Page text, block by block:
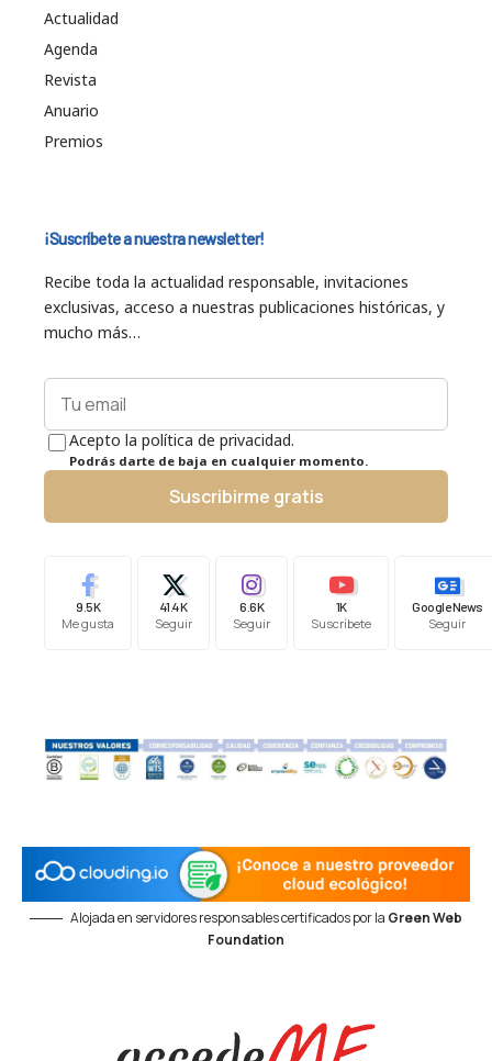
Actualidad
Agenda
Revista
Anuario
Premios
¡Suscríbete a nuestra newsletter!
Recibe toda la actualidad responsable, invitaciones
exclusivas, acceso a nuestras publicaciones históricas, y
mucho más…
Acepto la política de privacidad.
Podrás darte de baja en cualquier momento.
Suscribirme gratis
9.5K
Me gusta
41.4K
Seguir
6.6K
Seguir
1K
Suscríbete
Google News
Seguir
Alojada en servidores responsables certificados por la Green Web
Foundation